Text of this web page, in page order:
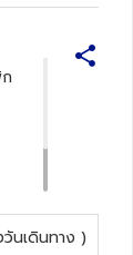
นเดินทาง )